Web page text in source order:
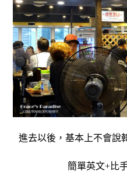
進去以後，基本上不會說
簡單英文+比